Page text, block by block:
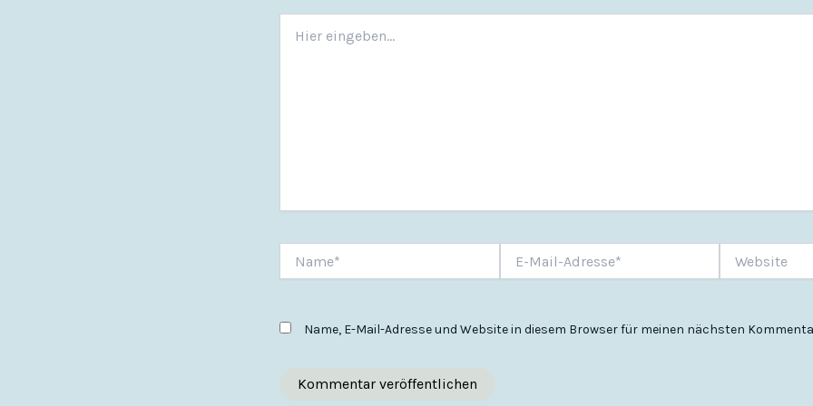
eingeben…
Mail-
Name, E-Mail-Adresse und Website in diesem Browser für meinen nächsten